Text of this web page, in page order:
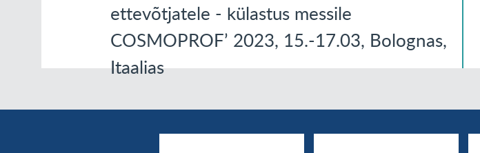
ettevõtjatele - külastus messile
COSMOPROF’ 2023, 15.-17.03, Bolognas,
Itaalias